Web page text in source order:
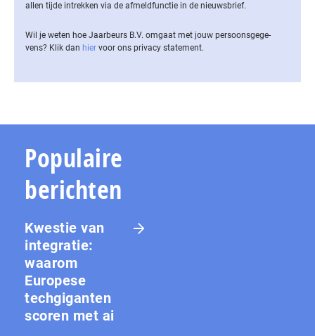
allen tijde intrekken via de af­meld­func­tie in de nieuwsbrief.
Wil je weten hoe Jaarbeurs B.V. omgaat met jouw per­soons­ge­ge­
vens? Klik dan hier voor ons privacy statement.
Populaire
berichten
Kwestie van
integratie:
waarom
Europese
techgiganten
scoren met ai